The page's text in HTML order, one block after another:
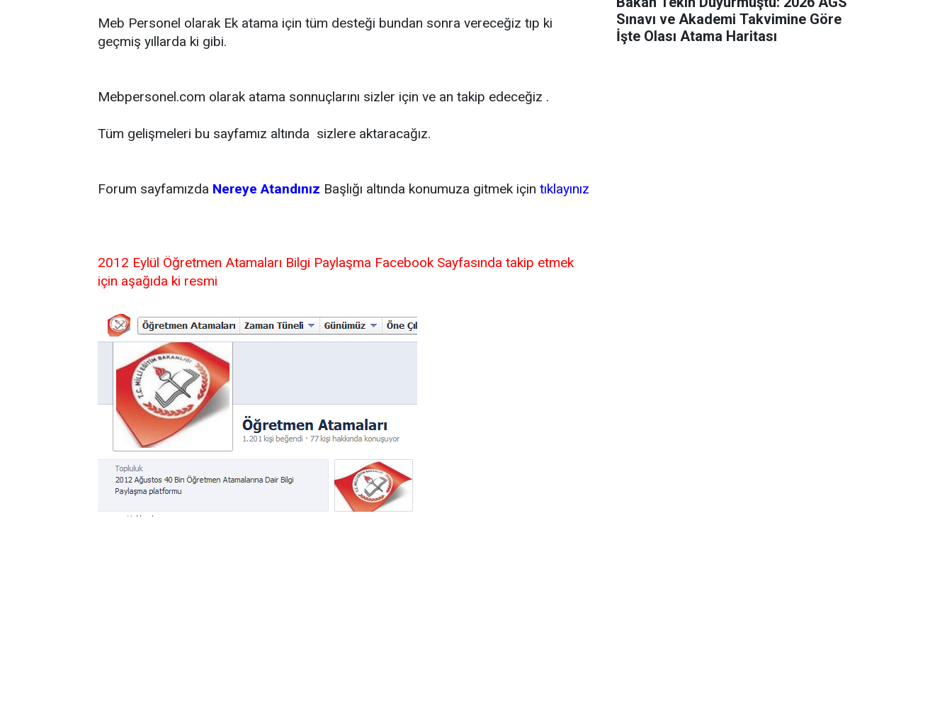
Meb Personel olarak Ek atama için tüm desteği bundan sonra vereceğiz tıp ki
geçmiş yıllarda ki gibi.
Mebpersonel.com olarak atama sonnuçlarını sizler için ve an takip edeceğiz .
Tüm gelişmeleri bu sayfamız altında sizlere aktaracağız.
Forum sayfamızda Nereye Atandınız Başlığı altında konumuza gitmek için tıklayınız
2012 Eylül Öğretmen Atamaları Bilgi Paylaşma Facebook Sayfasında takip etmek
için aşağıda ki resmi
Sınavı ve Akademi Takvimine Göre
İşte Olası Atama Haritası